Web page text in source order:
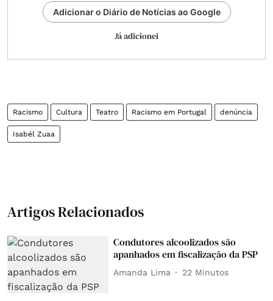
Adicionar o Diário de Notícias ao Google
Já adicionei
Racismo Cultura Teatro Racismo em Portugal denúncia
Isabél Zuaa
Artigos Relacionados
Condutores alcoolizados são
apanhados em fiscalização da PSP
Amanda Lima 22 Minutos